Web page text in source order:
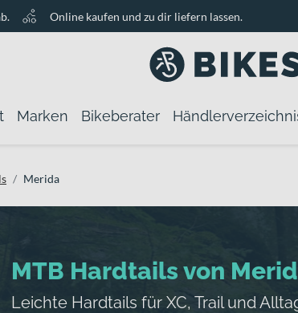
Online kaufen und zu dir liefern lassen.
Marken Bikeberater
Merida
MTB Hardtails von
Leichte Hardtails für XC, Trail und